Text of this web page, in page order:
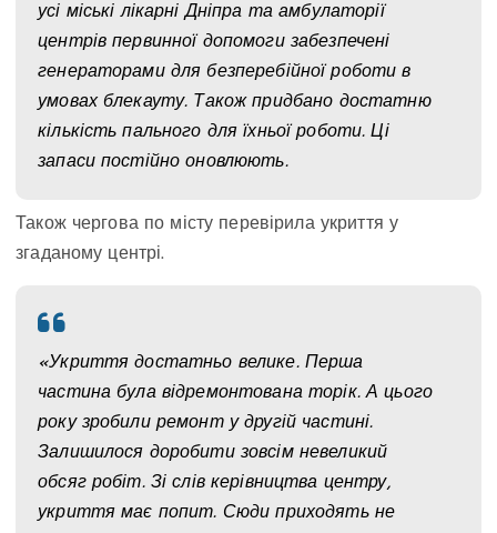
усі міські лікарні Дніпра та амбулаторії
центрів первинної допомоги забезпечені
генераторами для безперебійної роботи в
умовах блекауту. Також придбано достатню
кількість пального для їхньої роботи. Ці
запаси постійно оновлюють.
Також чергова по місту перевірила укриття у
згаданому центрі.
«Укриття достатньо велике. Перша
частина була відремонтована торік. А цього
року зробили ремонт у другій частині.
Залишилося доробити зовсім невеликий
обсяг робіт. Зі слів керівництва центру,
укриття має попит. Сюди приходять не